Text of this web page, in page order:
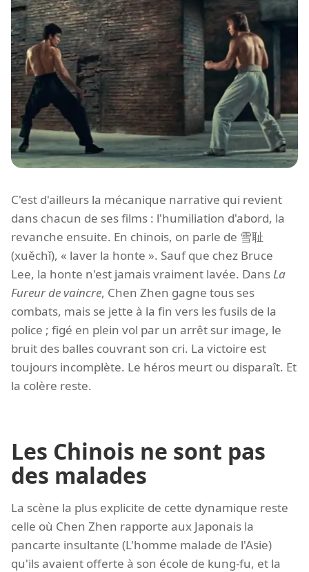
C'est d'ailleurs la mécanique narrative qui revient
dans chacun de ses films : l'humiliation d'abord, la
revanche ensuite. En chinois, on parle de 雪耻
(xuěchǐ), « laver la honte ». Sauf que chez Bruce
Lee, la honte n'est jamais vraiment lavée. Dans La
Fureur de vaincre, Chen Zhen gagne tous ses
combats, mais se jette à la fin vers les fusils de la
police ; figé en plein vol par un arrêt sur image, le
bruit des balles couvrant son cri. La victoire est
toujours incomplète. Le héros meurt ou disparaît. Et
la colère reste.
Les Chinois ne sont pas
des malades
La scène la plus explicite de cette dynamique reste
celle où Chen Zhen rapporte aux Japonais la
pancarte insultante (L'homme malade de l'Asie)
qu'ils avaient offerte à son école de kung-fu, et la